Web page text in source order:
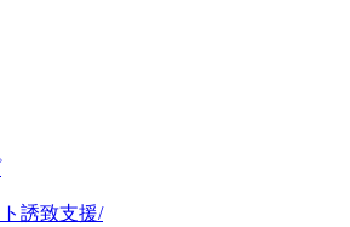
誘致支援/